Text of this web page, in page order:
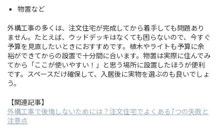
物置など
外構工事の多くは、注文住宅が完成してから着手しても問題あり
ません。たとえば、ウッドデッキはなくても困らないので、今すぐ
予算を見直したいときにおすすめです。植木やライトも予算に余
裕ができてからの設置で十分間に合います。物置は実際に住んでみ
てから「ここが使いやすい！」と思う場所に設置したほうが便利
です。スペースだけ確保して、入居後に実物を選ぶのも良いでしょ
う。
【関連記事】
外構工事で後悔しないためには？注文住宅でよくある7つの失敗と
注意点